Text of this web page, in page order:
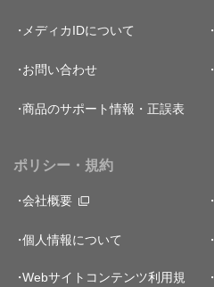
メディカIDについて
お問い合わせ
商品のサポート情報・正誤表
ポリシー・規約
会社概要
個人情報について
Webサイトコンテンツ利用規